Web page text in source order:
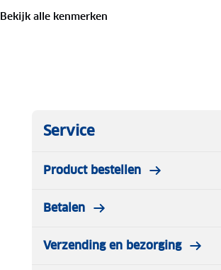
Bekijk alle kenmerken
Service
Product bestellen
Betalen
Verzending en bezorging